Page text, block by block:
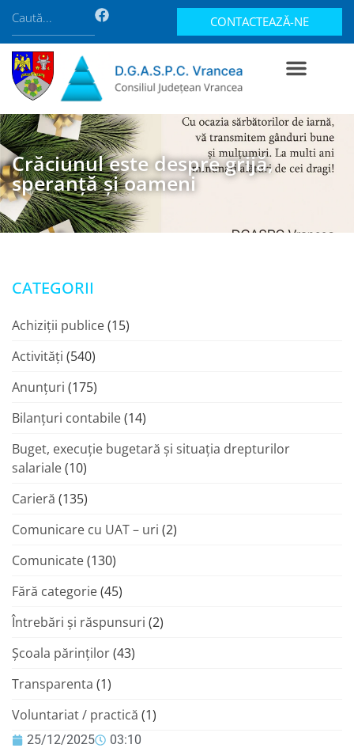
CONTACTEAZĂ-NE
Crăciunul este despre grijă,
speranță și oameni
25/12/2025 03:10
CATEGORII
Achiziții publice(15)
Activități (540)
Anunțuri (175)
Bilanțuri contabile(14)
Buget, execuție bugetară și situația drepturilor
salariale(10)
Carieră (135)
Comunicare cu UAT – uri (2)
Comunicate(130)
Fără categorie(45)
Întrebări și răspunsuri (2)
Şcoala părinţilor(43)
Transparenta (1)
Voluntariat / practică (1)